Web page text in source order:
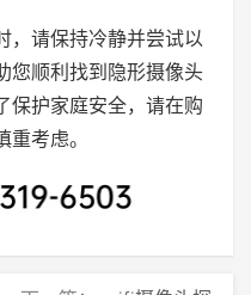
，请保持冷静并尝试以
您顺利找到隐形摄像头
保护家庭安全，请在购
考虑。